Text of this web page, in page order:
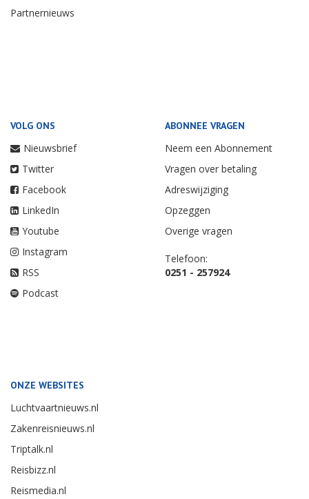
Partnernieuws
VOLG ONS
Nieuwsbrief
Twitter
Facebook
LinkedIn
Youtube
Instagram
RSS
Podcast
ABONNEE VRAGEN
Neem een Abonnement
Vragen over betaling
Adreswijziging
Opzeggen
Overige vragen
Telefoon:
0251 - 257924
ONZE WEBSITES
Luchtvaartnieuws.nl
Zakenreisnieuws.nl
Triptalk.nl
Reisbizz.nl
Reismedia.nl